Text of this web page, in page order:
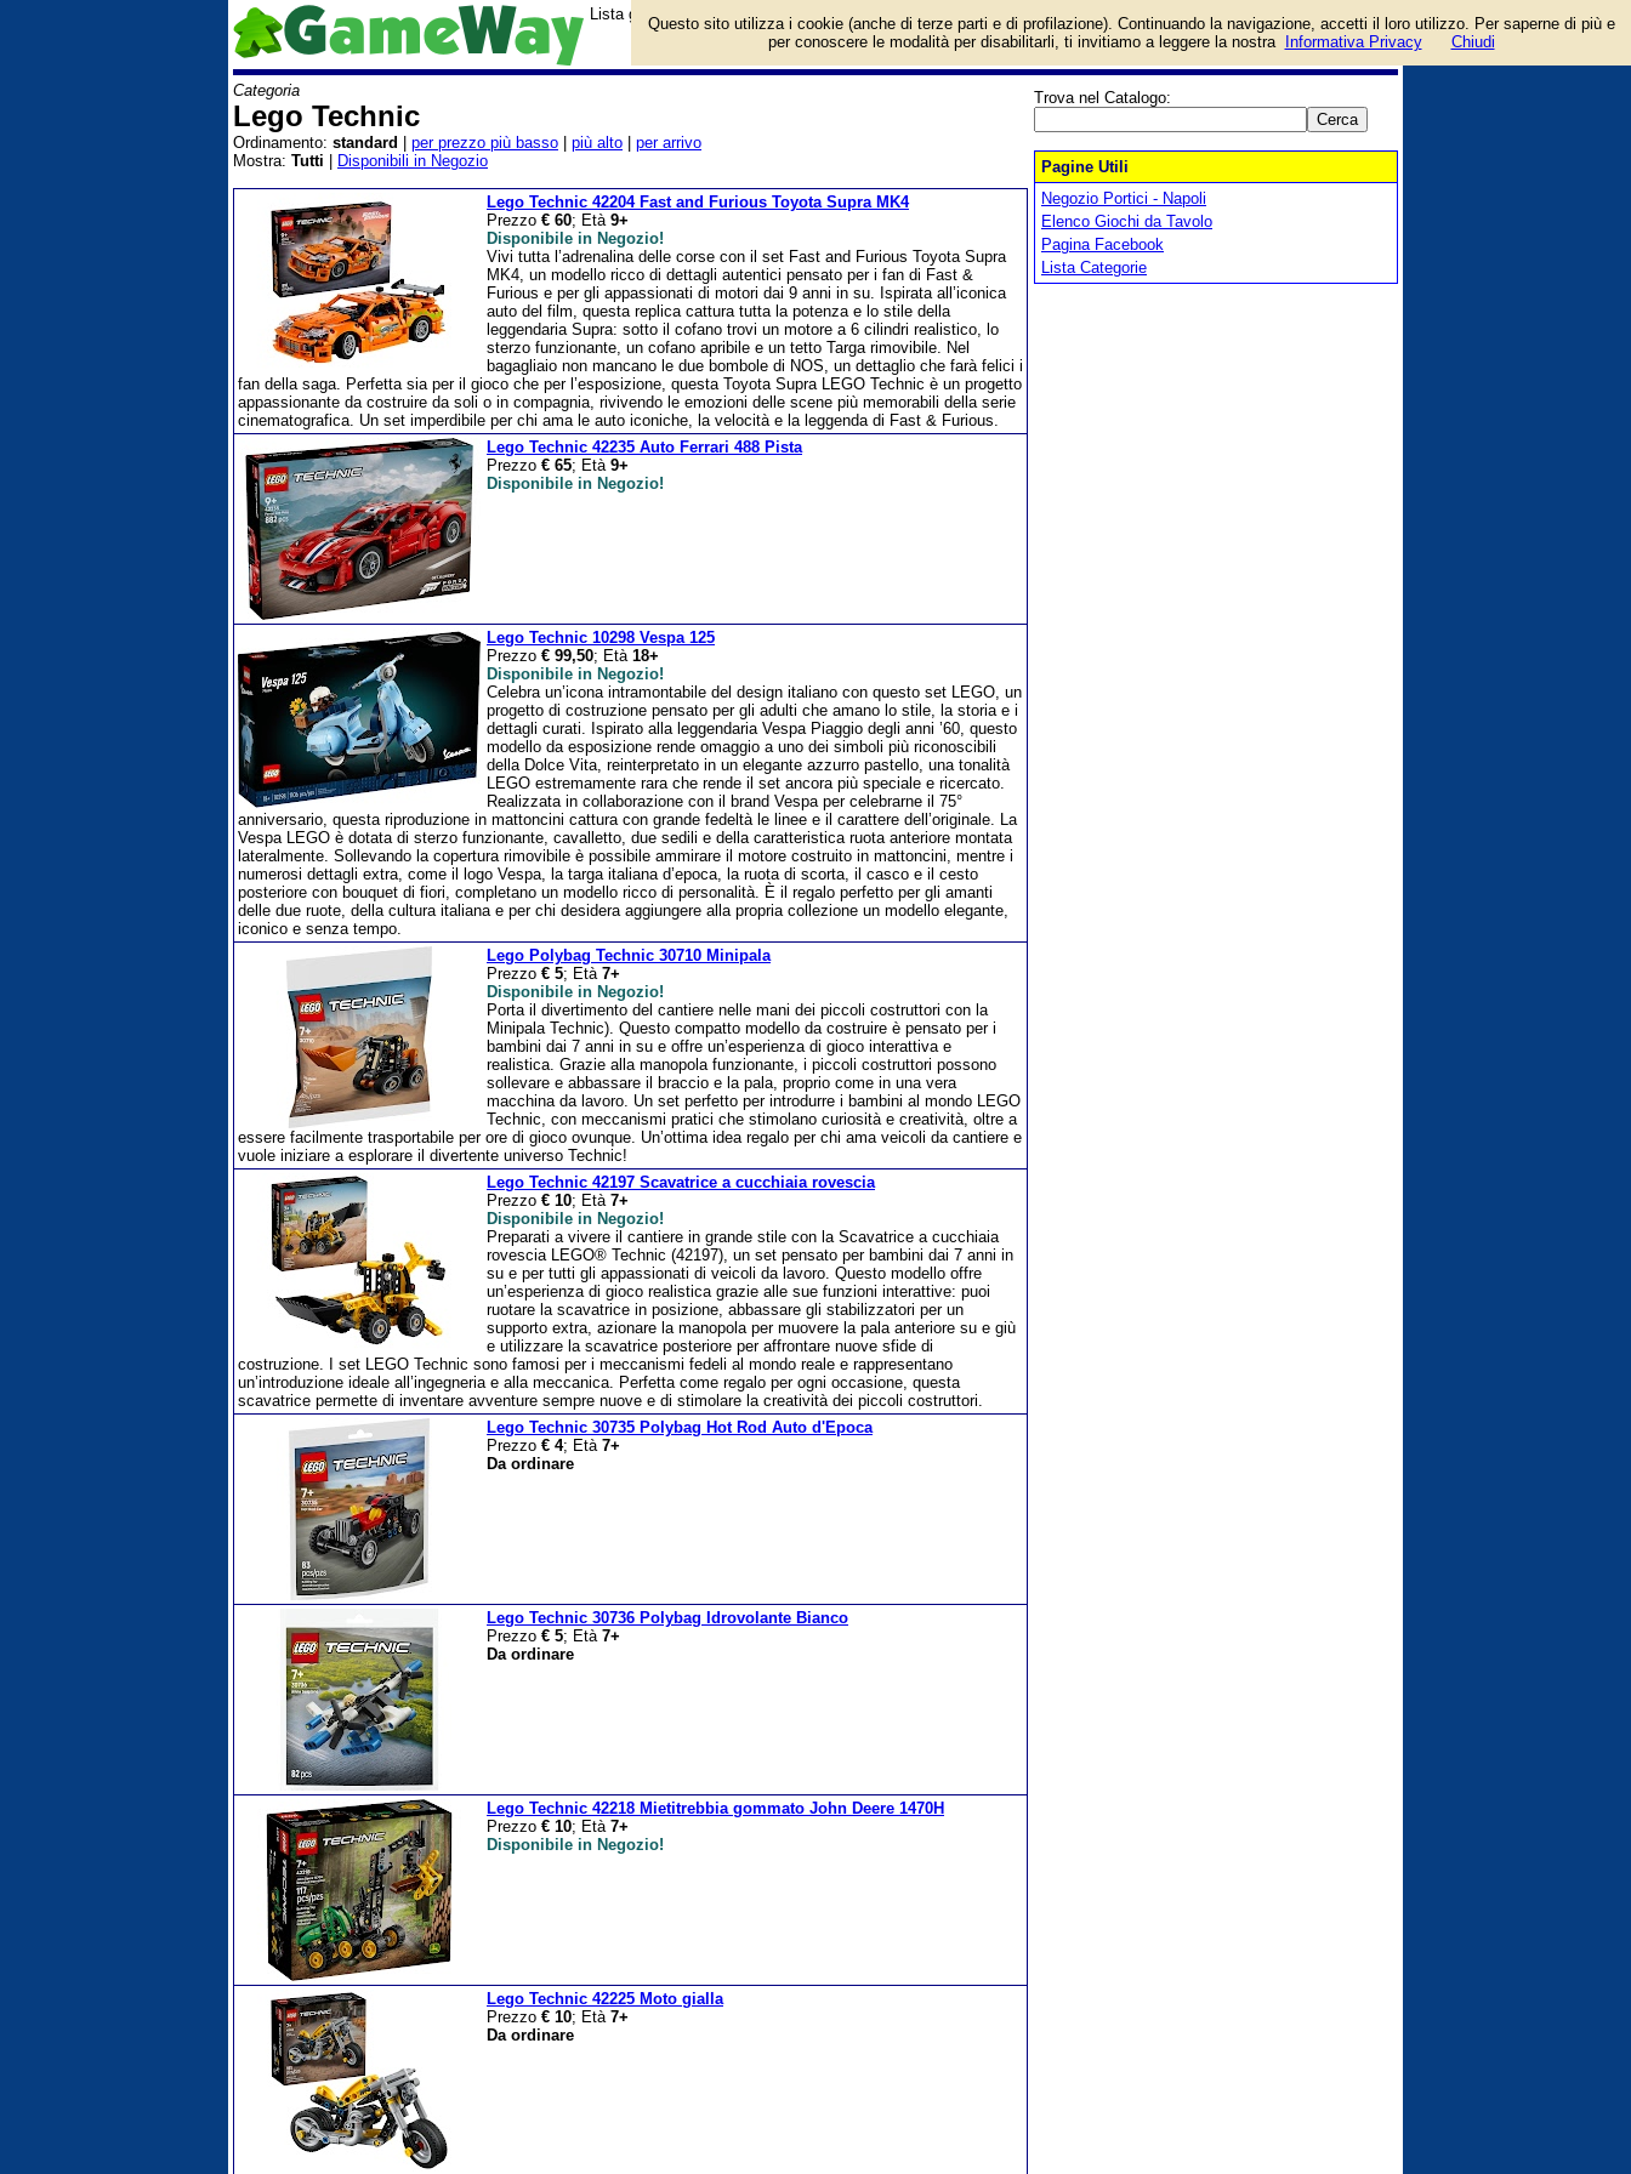
login/registrati
guida
Lista giochi da tavolo categoria Lego Technic.
Categoria
Lego Technic
Ordinamento: standard per prezzo più basso più alto
per arrivo
Mostra: Tutti Disponibili in Negozio
Lego Technic 42204 Fast and Furious Toyota Supra MK4
Prezzo € 60; Età 9+
Disponibile in Negozio!
Vivi tutta l’adrenalina delle corse con il set Fast and Furious Toyota Supra
MK4, un modello ricco di dettagli autentici pensato per i fan di Fast &
Furious e per gli appassionati di motori dai 9 anni in su. Ispirata all’iconica
auto del film, questa replica cattura tutta la potenza e lo stile della
leggendaria Supra: sotto il cofano trovi un motore a 6 cilindri realistico, lo
sterzo funzionante, un cofano apribile e un tetto Targa rimovibile. Nel
bagagliaio non mancano le due bombole di NOS, un dettaglio che farà felici i
fan della saga. Perfetta sia per il gioco che per l’esposizione, questa Toyota Supra LEGO Technic è un progetto
appassionante da costruire da soli o in compagnia, rivivendo le emozioni delle scene più memorabili della serie
cinematografica. Un set imperdibile per chi ama le auto iconiche, la velocità e la leggenda di Fast & Furious.
Lego Technic 42235 Auto Ferrari 488 Pista
Prezzo € 65; Età 9+
Disponibile in Negozio!
Lego Technic 10298 Vespa 125
Prezzo € 99,50; Età 18+
Disponibile in Negozio!
Celebra un’icona intramontabile del design italiano con questo set LEGO, un
progetto di costruzione pensato per gli adulti che amano lo stile, la storia e i
dettagli curati. Ispirato alla leggendaria Vespa Piaggio degli anni ’60, questo
modello da esposizione rende omaggio a uno dei simboli più riconoscibili
della Dolce Vita, reinterpretato in un elegante azzurro pastello, una tonalità
LEGO estremamente rara che rende il set ancora più speciale e ricercato.
Realizzata in collaborazione con il brand Vespa per celebrarne il 75°
anniversario, questa riproduzione in mattoncini cattura con grande fedeltà le linee e il carattere dell’originale. La
Vespa LEGO è dotata di sterzo funzionante, cavalletto, due sedili e della caratteristica ruota anteriore montata
lateralmente. Sollevando la copertura rimovibile è possibile ammirare il motore costruito in mattoncini, mentre i
numerosi dettagli extra, come il logo Vespa, la targa italiana d’epoca, la ruota di scorta, il casco e il cesto
posteriore con bouquet di fiori, completano un modello ricco di personalità. È il regalo perfetto per gli amanti
delle due ruote, della cultura italiana e per chi desidera aggiungere alla propria collezione un modello elegante,
iconico e senza tempo.
Lego Polybag Technic 30710 Minipala
Prezzo € 5; Età 7+
Disponibile in Negozio!
Porta il divertimento del cantiere nelle mani dei piccoli costruttori con la
Minipala Technic). Questo compatto modello da costruire è pensato per i
bambini dai 7 anni in su e offre un’esperienza di gioco interattiva e
realistica. Grazie alla manopola funzionante, i piccoli costruttori possono
sollevare e abbassare il braccio e la pala, proprio come in una vera
macchina da lavoro. Un set perfetto per introdurre i bambini al mondo LEGO
Technic, con meccanismi pratici che stimolano curiosità e creatività, oltre a
essere facilmente trasportabile per ore di gioco ovunque. Un’ottima idea regalo per chi ama veicoli da cantiere e
vuole iniziare a esplorare il divertente universo Technic!
Lego Technic 42197 Scavatrice a cucchiaia rovescia
Prezzo € 10; Età 7+
Disponibile in Negozio!
Preparati a vivere il cantiere in grande stile con la Scavatrice a cucchiaia
rovescia LEGO® Technic (42197), un set pensato per bambini dai 7 anni in
su e per tutti gli appassionati di veicoli da lavoro. Questo modello offre
un’esperienza di gioco realistica grazie alle sue funzioni interattive: puoi
ruotare la scavatrice in posizione, abbassare gli stabilizzatori per un
supporto extra, azionare la manopola per muovere la pala anteriore su e giù
e utilizzare la scavatrice posteriore per affrontare nuove sfide di
costruzione. I set LEGO Technic sono famosi per i meccanismi fedeli al mondo reale e rappresentano
un’introduzione ideale all’ingegneria e alla meccanica. Perfetta come regalo per ogni occasione, questa
scavatrice permette di inventare avventure sempre nuove e di stimolare la creatività dei piccoli costruttori.
Lego Technic 30735 Polybag Hot Rod Auto d'Epoca
Prezzo € 4; Età 7+
Da ordinare
Lego Technic 30736 Polybag Idrovolante Bianco
Prezzo € 5; Età 7+
Da ordinare
Lego Technic 42218 Mietitrebbia gommato John Deere 1470H
Prezzo € 10; Età 7+
Disponibile in Negozio!
Lego Technic 42225 Moto gialla
Prezzo € 10; Età 7+
Da ordinare
Trova nel Catalogo:
Pagine Utili
Negozio Portici - Napoli
Elenco Giochi da Tavolo
Pagina Facebook
Lista Categorie
Questo sito utilizza i cookie (anche di terze parti e di profilazione). Continuando la navigazione, accetti il loro utilizzo. Per saperne di più e
per conoscere le modalità per disabilitarli, ti invitiamo a leggere la nostra
Informativa Privacy Chiudi